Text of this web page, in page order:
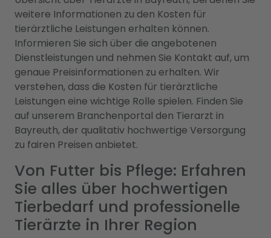
weitere Informationen zu den Kosten für
tierärztliche Leistungen erhalten können.
Informieren Sie sich über die angebotenen
Dienstleistungen und nehmen Sie Kontakt auf, um
genaue Preisinformationen zu erhalten. Wir
verstehen, dass die Kosten für tierärztliche
Leistungen eine wichtige Rolle spielen. Finden Sie
auf unserem Branchenportal den Tierarzt in
Bayreuth, der qualitativ hochwertige Versorgung
zu fairen Preisen anbietet.
Von Futter bis Pflege: Erfahren
Sie alles über hochwertigen
Tierbedarf und professionelle
Tierärzte in Ihrer Region